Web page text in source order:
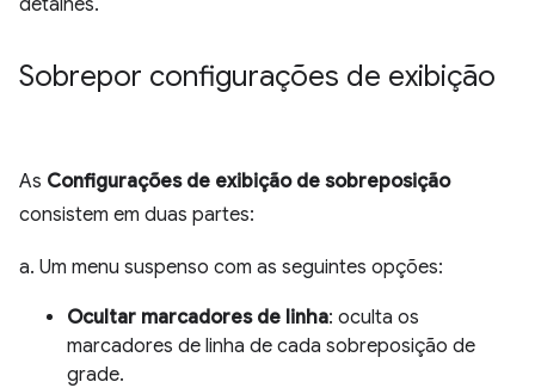
Sobrepor configurações de exibição
As Configurações de exibição de sobreposição
consistem em duas partes:
a. Um menu suspenso com as seguintes opções:
Ocultar marcadores de linha: oculta os
marcadores de linha de cada sobreposição de
grade.